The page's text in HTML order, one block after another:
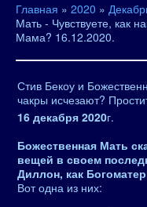
Главная » 2020 »
Мать - Чувствуете, как
Мама? 16.12.2020.
Стив Бекоу и
чакры исчезают?
16 декабря 2020г.
Божественная Мать
вещей в своем
Диллон, как
Вот одна из них: